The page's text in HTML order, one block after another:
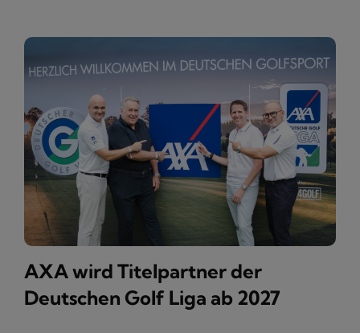
AXA wird Titelpartner der
Deutschen Golf Liga ab 2027